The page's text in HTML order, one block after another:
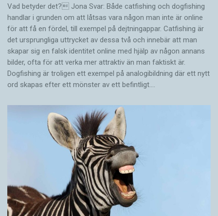
Vad betyder det? Jona Svar: Både catfishing och dogfishing
handlar i grunden om att låtsas vara någon man inte är online
för att få en fördel, till exempel på dejtningappar. Catfishing är
det ursprungliga uttrycket av dessa två och innebär att man
skapar sig en falsk identitet online med hjälp av någon annans
bilder, ofta för att verka mer attraktiv än man faktiskt är.
Dogfishing är troligen ett exempel på analogibildning där ett nytt
ord skapas efter ett mönster av ett befintligt.…